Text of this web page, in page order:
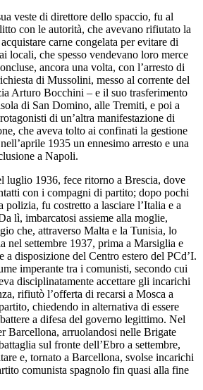
veste di direttore dello spaccio, fu al
con le autorità, che avevano rifiutato la
carne congelata per evitare di
locali, che spesso vendevano loro merce
ancora una volta, con l’arresto di
di Mussolini, messo al corrente del
Arturo Bocchini – e il suo trasferimento
di San Domino, alle Tremiti, e poi a
di un’altra manifestazione di
che aveva tolto ai confinati la gestione
1935 un ennesimo arresto e una
a Napoli.
luglio 1936, fece ritorno a Brescia, dove
con i compagni di partito; dopo pochi
polizia, fu costretto a lasciare l’Italia e a
lì, imbarcatosi assieme alla moglie,
che, attraverso Malta e la Tunisia, lo
nel settembre 1937, prima a Marsiglia e
a disposizione del Centro estero del PCd’I.
imperante tra i comunisti, secondo cui
disciplinatamente accettare gli incarichi
rifiutò l’offerta di recarsi a Mosca a
chiedendo in alternativa di essere
a difesa del governo legittimo. Nel
Barcellona, arruolandosi nelle Brigate
sul fronte dell’Ebro a settembre,
e, tornato a Barcellona, svolse incarichi
comunista spagnolo fin quasi alla fine